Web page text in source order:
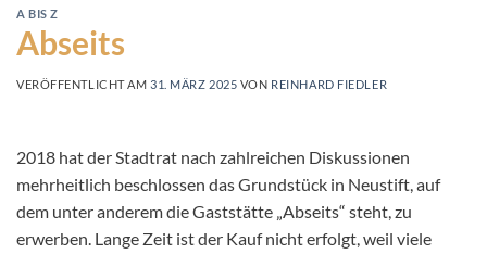
A BIS Z
Abseits
VERÖFFENTLICHT AM31. MÄRZ 2025 VON REINHARD FIEDLER
2018 hat der Stadtrat nach zahlreichen Diskussionen
mehrheitlich beschlossen das Grundstück in Neustift, auf
dem unter anderem die Gaststätte „Abseits“ steht, zu
erwerben. Lange Zeit ist der Kauf nicht erfolgt, weil viele